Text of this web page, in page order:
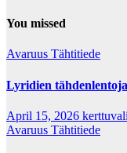
You missed
Avaruus Tähtitiede
Lyridien
April 15, 2026 kerttuvali
Avaruus Tähtitiede